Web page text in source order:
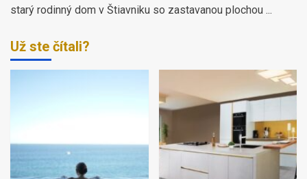
starý rodinný dom v Štiavniku so zastavanou plochou ...
Už ste čítali?